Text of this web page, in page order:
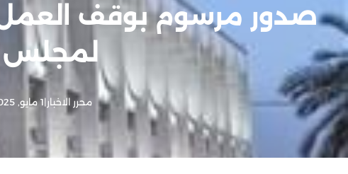
صدور مرسوم بوقف العمل
لمجلس
محرر الاخبار |1 مايو, 2025